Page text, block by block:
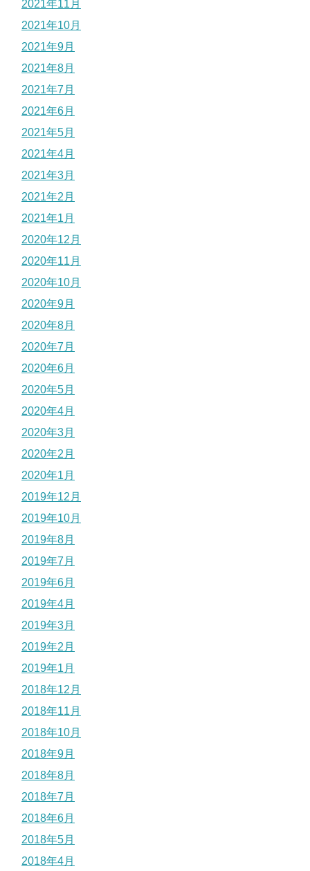
2021年11月
2021年10月
2021年9月
2021年8月
2021年7月
2021年6月
2021年5月
2021年4月
2021年3月
2021年2月
2021年1月
2020年12月
2020年11月
2020年10月
2020年9月
2020年8月
2020年7月
2020年6月
2020年5月
2020年4月
2020年3月
2020年2月
2020年1月
2019年12月
2019年10月
2019年8月
2019年7月
2019年6月
2019年4月
2019年3月
2019年2月
2019年1月
2018年12月
2018年11月
2018年10月
2018年9月
2018年8月
2018年7月
2018年6月
2018年5月
2018年4月